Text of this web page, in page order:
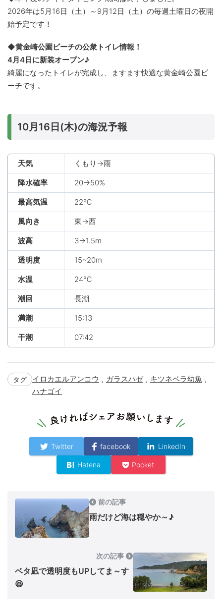
2026年は5月16日（土）～9月12日（土）の毎週土曜日の夜開
始予定です！
◆黄金崎公園ビーチの公衆トイレ情報！
4月4日に新装オープン♪
綺麗になったトイレが完成し、ますます快適な黄金崎公園ビ
ーチです。
10月16日(木)の海況予報
天気 くもり→雨
降水確率 20→50%
最高気温 22℃
風向き 東→西
波高 3→1.5m
透明度 15~20m
水温 24℃
潮回 長潮
満潮 15:13
干潮 07:42
タグ イロカエルアンコウ , ガラスハゼ, キツネベラ幼魚 ,
ハナゴイ
Twitter facebook LinkedIn
Hatena Pocket
前の記事
雨だけど海は穏やか～♪
次の記事
ベタ凪で透明度もUPしてま～す
😆